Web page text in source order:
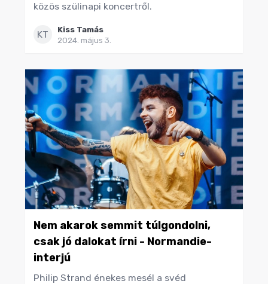
közös szülinapi koncertről.
KT
Kiss Tamás
2024. május 3.
Nem akarok semmit túlgondolni,
csak jó dalokat írni - Normandie-
interjú
Philip Strand énekes mesél a svéd